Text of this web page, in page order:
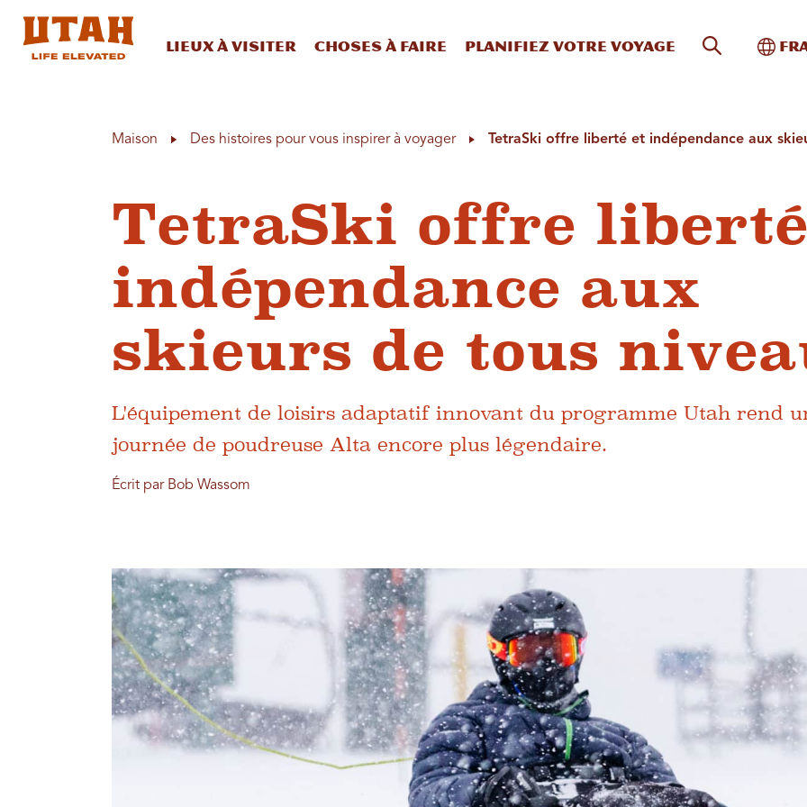
Lieux à visiter Choses à faire Planifiez votre voyage
Maison Des histoires pour vous inspirer à voyager TetraSki offre liberté et indépendance aux
TetraSki offre
indépendance aux
skieurs de tous
L'équipement de loisirs adaptatif innovant du programme Utah rend
journée de poudreuse Alta encore plus légendaire.
Écrit par Bob Wassom